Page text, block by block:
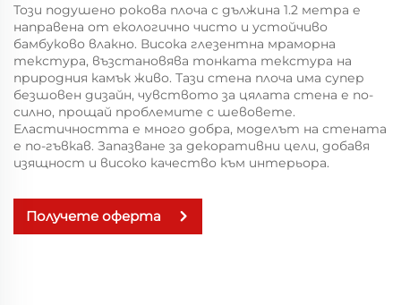
Този подушено рокова плоча с дължина 1.2 метра е
направена от екологично чисто и устойчиво
бамбуково влакно. Висока глезентна мраморна
текстура, възстановява тонката текстура на
природния камък живо. Тази стена плоча има супер
безшовен дизайн, чувството за цялата стена е по-
силно, прощай проблемите с шевовете.
Еластичността е много добра, моделът на стената
е по-гъвкав. Запазване за декоративни цели, добавя
изящност и високо качество към интерьора.
Получете оферта